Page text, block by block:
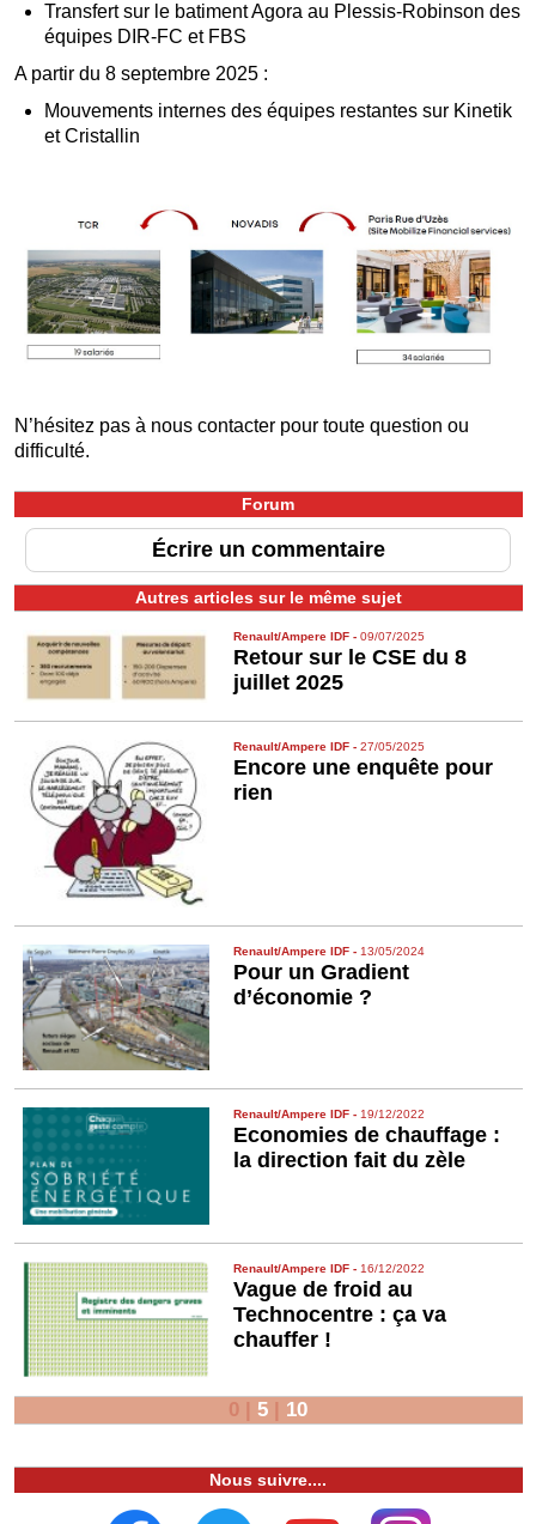
Transfert sur le batiment Agora au Plessis-Robinson des
équipes DIR-FC et FBS
A partir du 8 septembre 2025 :
Mouvements internes des équipes restantes sur Kinetik
et Cristallin
N’hésitez pas à nous contacter pour toute question ou
difficulté.
Forum
Écrire un commentaire
Autres articles sur le même sujet
Renault/Ampere IDF -09/07/2025
Retour sur le CSE du 8
juillet 2025
Renault/Ampere IDF -27/05/2025
Encore une enquête pour
rien
Renault/Ampere IDF -13/05/2024
Pour un Gradient
d’économie ?
Renault/Ampere IDF - 19/12/2022
Economies de chauffage :
la direction fait du zèle
Renault/Ampere IDF -16/12/2022
Vague de froid au
Technocentre : ça va
chauffer !
0 | 5 | 10
Nous suivre....